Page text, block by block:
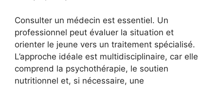
Consulter un médecin est essentiel. Un
professionnel peut évaluer la situation et
orienter le jeune vers un traitement spécialisé.
L’approche idéale est multidisciplinaire, car elle
comprend la psychothérapie, le soutien
nutritionnel et, si nécessaire, une